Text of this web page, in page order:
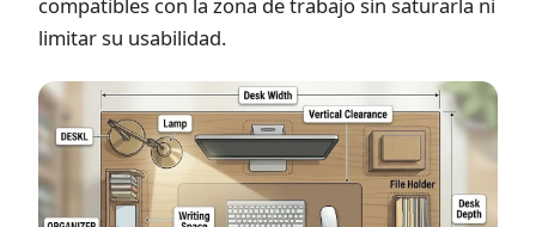
compatibles con la zona de trabajo sin saturarla ni
limitar su usabilidad.